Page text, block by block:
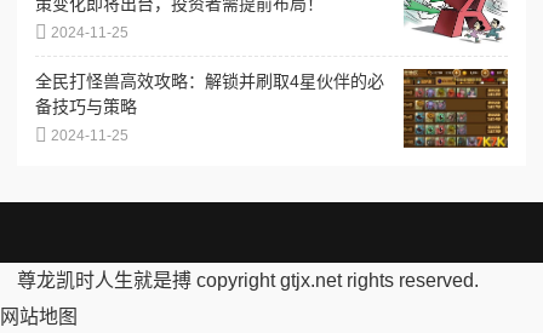
2024-11-25
全民打怪兽高效攻略：解锁并刷取4星伙伴的必
备技巧与策略
2024-11-25
尊龙凯时人生就是搏 copyright gtjx.net rights reserved.
网站地图